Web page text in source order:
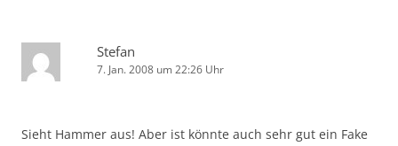
Stefan
7. Jan. 2008 um 22:26 Uhr
Sieht Hammer aus! Aber ist könnte auch sehr gut ein Fake